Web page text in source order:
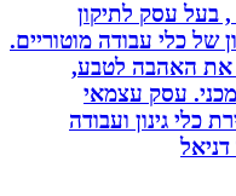
עסק לתיקון
עבודה מוטוריים.
לטבע,
עסק עצמאי
גינון ועבודה